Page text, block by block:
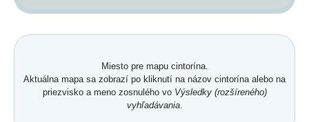
Miesto pre mapu cintorína.
Aktuálna mapa sa zobrazí po kliknutí na názov cintorína alebo na
priezvisko a meno zosnulého vo Výsledky (rozšíreného)
vyhľadávania.